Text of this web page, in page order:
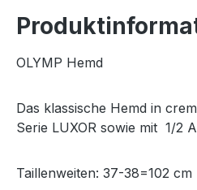
OLYMP Hemd
Das klassische Hemd in
Serie LUXOR sowie mit 1/2
Taillenweiten: 37-38=102